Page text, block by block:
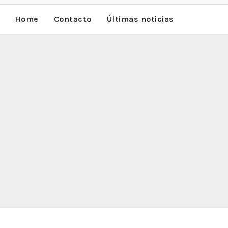
Home Contacto Últimas noticias